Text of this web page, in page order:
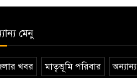
মেনু
খবর মাতৃভূমি পরিবার অন্যান্য